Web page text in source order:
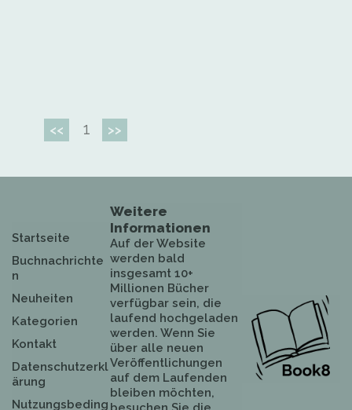
<< 1 >>
Startseite
Buchnachrichte
n
Neuheiten
Kategorien
Kontakt
Datenschutzerkl
ärung
Nutzungsbeding
Weitere
Informationen
Auf der Website
werden bald
insgesamt 10+
Millionen Bücher
verfügbar sein, die
laufend hochgeladen
werden. Wenn Sie
über alle neuen
Veröffentlichungen
auf dem Laufenden
bleiben möchten,